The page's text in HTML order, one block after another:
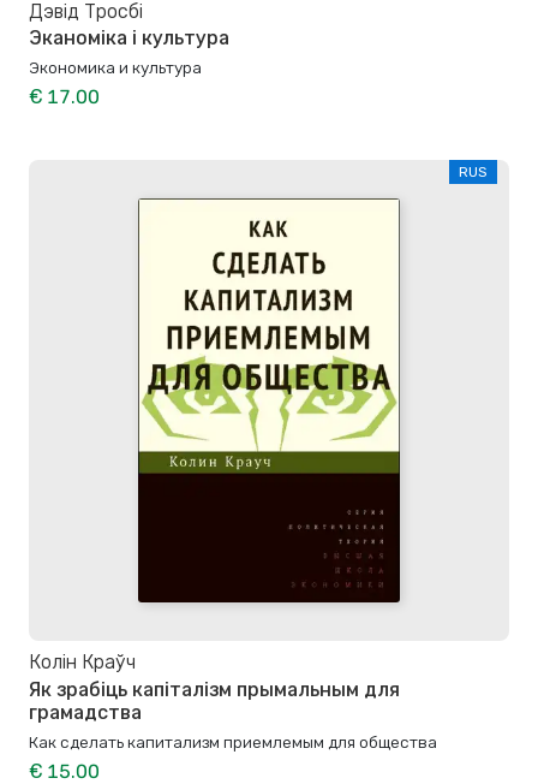
Дэвід Тросбі
Эканоміка і культура
Экономика и культура
€ 17.00
RUS
Колін Краўч
Як зрабіць капіталізм прымальным для
грамадства
Как сделать капитализм приемлемым для общества
€ 15.00